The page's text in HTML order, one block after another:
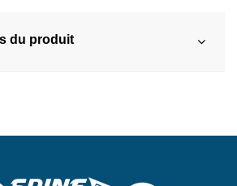
du produit